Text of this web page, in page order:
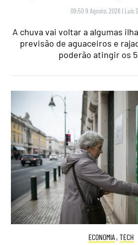
09:50 9 Agosto, 2026 | Luís
A chuva vai voltar a algumas
previsão de aguaceiros e
poderão atingir os
ECONOMIA , TECH